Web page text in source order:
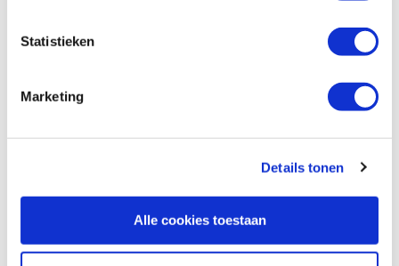
Statistieken
Marketing
Details tonen
Alle cookies toestaan
Bekijk ook
Op voorraad
Vergelijken